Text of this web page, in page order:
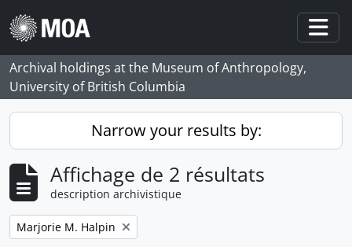
Skip to main content
Archival holdings at the Museum of Anthropology,
University of British Columbia
Narrow your results by:
Affichage de 2 résultats
description archivistique
Remove filter:
Marjorie M. Halpin